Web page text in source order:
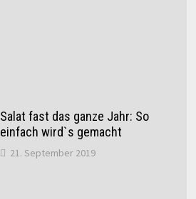
Salat fast das ganze Jahr: So
einfach wird`s gemacht
21. September 2019